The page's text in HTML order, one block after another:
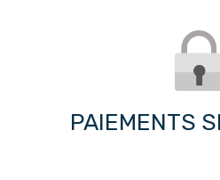
PAIEMENTS